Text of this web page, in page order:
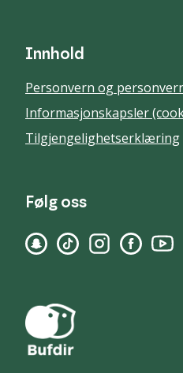
Innhold
Personvern og
Informasjonskapsler
Tilgjengelighetserklæring
Følg oss